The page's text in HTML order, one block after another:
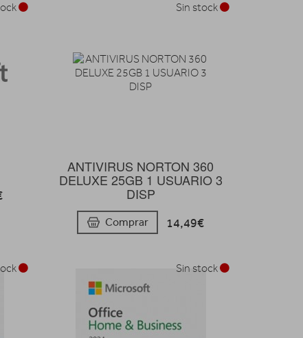
ANTIVIRUS NORTON 360
DELUXE 25GB 1 USUARIO 3
DISP
Comprar 14,49€
Sin stock
Sin stock